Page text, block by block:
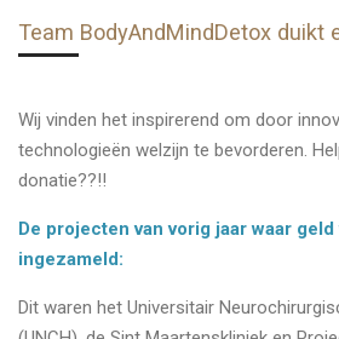
Team BodyAndMindDetox duikt
Wij vinden het inspirerend om door
technologieën welzijn te bevorderen.
donatie??!!
De projecten van vorig jaar waar geld
ingezameld:
Dit waren het Universitair